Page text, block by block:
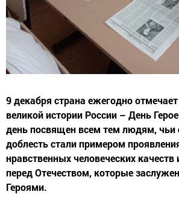
9 декабря страна ежегодно
великой истории России – День
день посвящен всем тем людям, чьи
доблесть стали примером
нравственных человеческих качеств
перед Отечеством, которые
Героями.